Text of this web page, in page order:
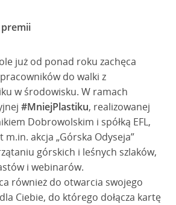
premii
już od ponad roku zachęca
do walki z
w środowisku. W ramach
#MniejPlastiku, realizowanej
Dobrowolskim i spółką EFL,
akcja „Górska Odyseja”
górskich i leśnych szlaków,
i webinarów.
również do otwarcia swojego
Ciebie, do którego dołącza kartę